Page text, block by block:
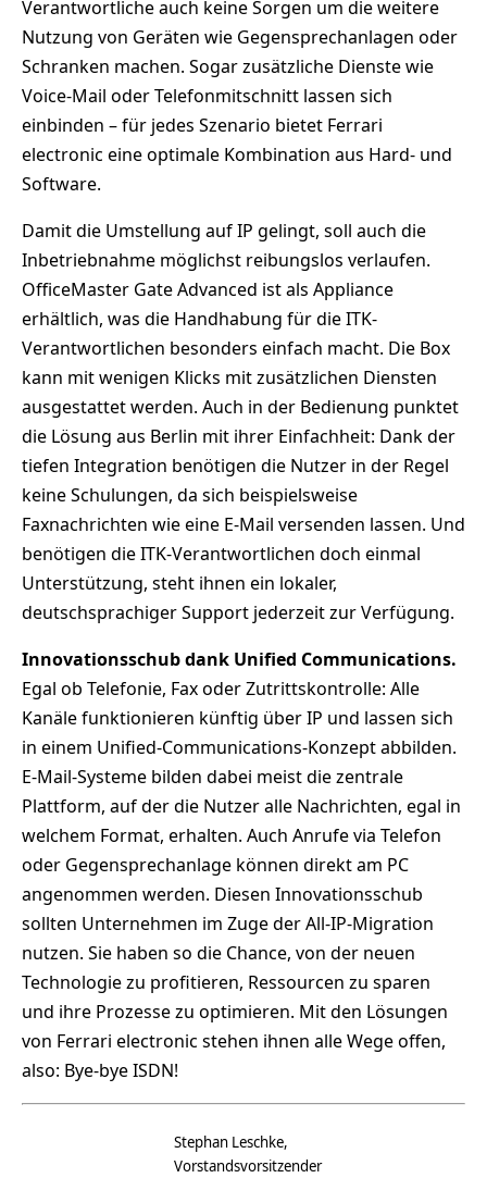
Verantwortliche auch keine Sorgen um die weitere
Nutzung von Geräten wie Gegensprechanlagen oder
Schranken machen. Sogar zusätzliche Dienste wie
Voice-Mail oder Telefonmitschnitt lassen sich
einbinden – für jedes Szenario bietet Ferrari
electronic eine optimale Kombination aus Hard- und
Software.
Damit die Umstellung auf IP gelingt, soll auch die
Inbetriebnahme möglichst reibungslos verlaufen.
OfficeMaster Gate Advanced ist als Appliance
erhältlich, was die Handhabung für die ITK-
Verantwortlichen besonders einfach macht. Die Box
kann mit wenigen Klicks mit zusätzlichen Diensten
ausgestattet werden. Auch in der Bedienung punktet
die Lösung aus Berlin mit ihrer Einfachheit: Dank der
tiefen Integration benötigen die Nutzer in der Regel
keine Schulungen, da sich beispielsweise
Faxnachrichten wie eine E-Mail versenden lassen. Und
benötigen die ITK-Verantwortlichen doch einmal
Unterstützung, steht ihnen ein lokaler,
deutschsprachiger Support jederzeit zur Verfügung.
Innovationsschub dank Unified Communications.
Egal ob Telefonie, Fax oder Zutrittskontrolle: Alle
Kanäle funktionieren künftig über IP und lassen sich
in einem Unified-Communications-Konzept abbilden.
E-Mail-Systeme bilden dabei meist die zentrale
Plattform, auf der die Nutzer alle Nachrichten, egal in
welchem Format, erhalten. Auch Anrufe via Telefon
oder Gegensprechanlage können direkt am PC
angenommen werden. Diesen Innovationsschub
sollten Unternehmen im Zuge der All-IP-Migration
nutzen. Sie haben so die Chance, von der neuen
Technologie zu profitieren, Ressourcen zu sparen
und ihre Prozesse zu optimieren. Mit den Lösungen
von Ferrari electronic stehen ihnen alle Wege offen,
also: Bye-bye ISDN!
Stephan Leschke,
Vorstandsvorsitzender